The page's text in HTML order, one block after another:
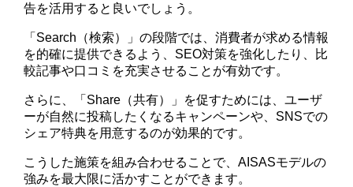
告を活用すると良いでしょう。
「Search（検索）」の段階では、消費者が求める情報
を的確に提供できるよう、SEO対策を強化したり、比
較記事や口コミを充実させることが有効です。
さらに、「Share（共有）」を促すためには、ユーザ
ーが自然に投稿したくなるキャンペーンや、SNSでの
シェア特典を用意するのが効果的です。
こうした施策を組み合わせることで、AISASモデルの
強みを最大限に活かすことができます。